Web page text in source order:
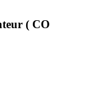
( CO